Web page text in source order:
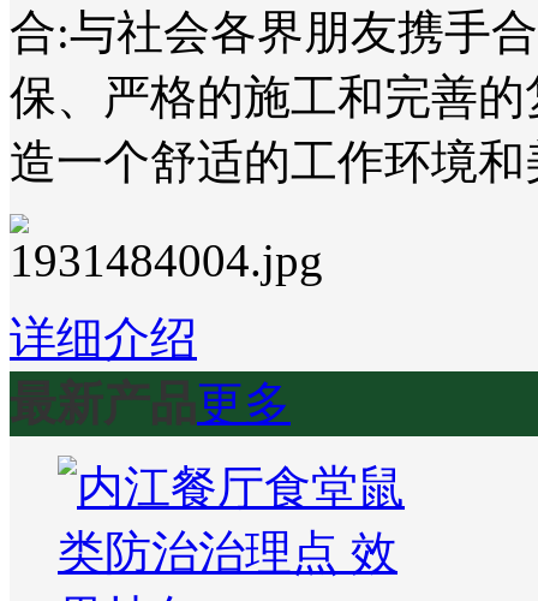
合:与社会各界朋友携手
保、严格的施工和完善
造一个舒适的工作环境
详细介绍
最新产品更多